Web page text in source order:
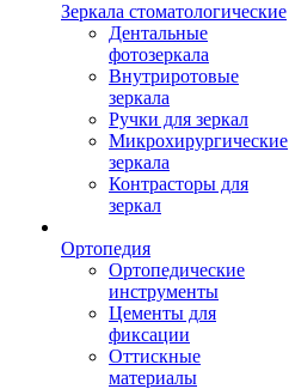
Зеркала стоматологические
Дентальные
фотозеркала
Внутриротовые
зеркала
Ручки для зеркал
Микрохирургические
зеркала
Контрасторы для
зеркал
Ортопедия
Ортопедические
инструменты
Цементы для
фиксации
Оттискные
материалы